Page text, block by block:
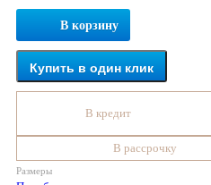
В корзину
Купить в один клик
В кредит
В рассрочку
Размеры